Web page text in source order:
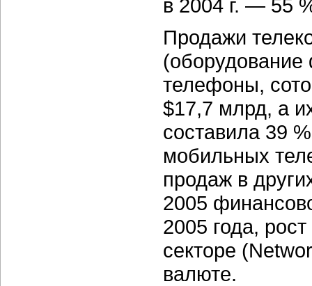
в 2004 г. — 55
Продажи
телефоны,
$17,7 млрд, а
составила 39
мобильных
продаж в
2005
2005 года,
секторе
валюте.